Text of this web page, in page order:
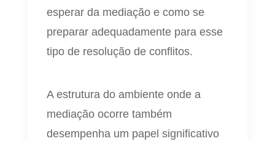
esperar da mediação e como se
preparar adequadamente para esse
tipo de resolução de conflitos.
A estrutura do ambiente onde a
mediação ocorre também
desempenha um papel significativo